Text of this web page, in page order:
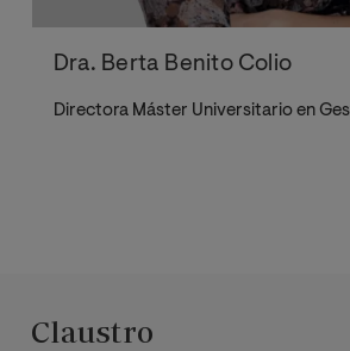
Dra. Berta Benito Colio
Directora Máster Universitario en
Claustro